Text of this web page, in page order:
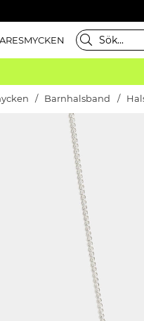
SMYCKEN
Barnhalsband